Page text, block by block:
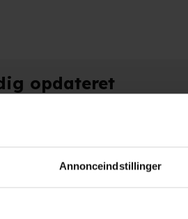
Annonceindstillinger
opdateret
accepterer jeg